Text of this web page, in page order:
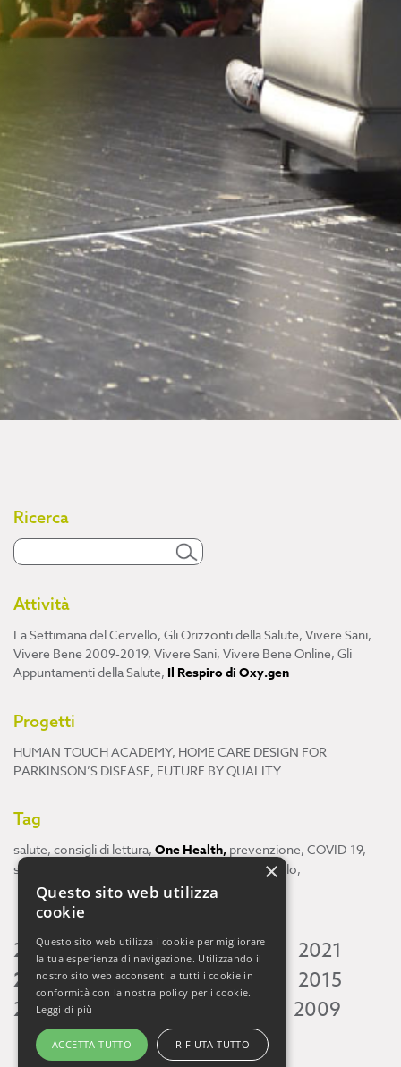
Ricerca
Attività
La Settimana del Cervello, Gli Orizzonti della Salute, Vivere Sani,
Vivere Bene 2009-2019, Vivere Sani, Vivere Bene Online, Gli
Appuntamenti della Salute, Il Respiro di Oxy.gen
Progetti
HUMAN TOUCH ACADEMY, HOME CARE DESIGN FOR
PARKINSON’S DISEASE, FUTURE BY QUALITY
Tag
salute, consigli di lettura, One Health, prevenzione, COVID-19,
scienza
cervello,
2026 2025 2024 2023 2022
2021
2020 2019 2018 2017 2016
2015
2014 2013 2009
×
Questo sito web utilizza
cookie
Questo sito web utilizza i cookie per migliorare
la tua esperienza di navigazione. Utilizzando il
nostro sito web acconsenti a tutti i cookie in
conformità con la nostra policy per i cookie.
Leggi di più
ACCETTA TUTTO RIFIUTA TUTTO